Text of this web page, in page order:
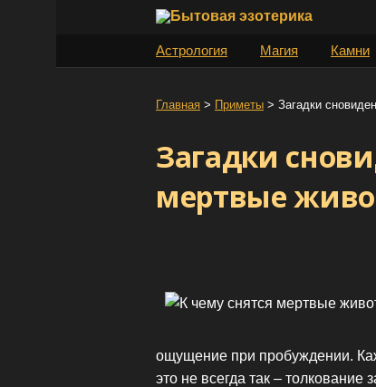
Астрология Магия Камни
Главная > Приметы > Загадки
Загадки
мертвые
ощущение при пробуждении.
это не всегда так – толкование